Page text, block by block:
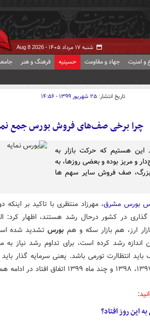
شنبه ۱۷ مرداد ۱۴۰۵ - Aug 8 2026
و امنیت جهاد و مقاومت حسینیه فرهنگ و هنر
تاریخ انتشار: ۲۵ شهریور ۱۳۹۹ - ۱۴:۵۶
چرا برخی صف‌های فروش بورس جمع
هستیم که حرکت بازار به
و مریز بوده و بعضی روزها، به
صف فروش سایر سهم ها
بورس مشرق، مهرزاد منتظری با تاکید بر
گذاری در کشور درحال رشد هستند، اظهار کرد:
ارز، هم بازار سکه و هم بورس تشدید شده
اندازه رشد کرده است، برای تداوم رشد نیاز به
انتظاارت تورمی باشد. یعنی سرمایه گذار
به این روز افتاد؟